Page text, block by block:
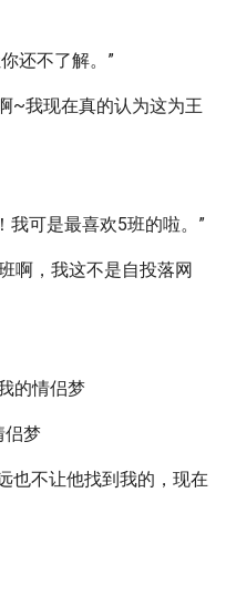
还不了解。”
~我现在真的认为这为王
我可是最喜欢5班的啦。”
啊，我这不是自投落网
的情侣梦
侣梦
也不让他找到我的，现在